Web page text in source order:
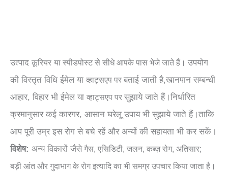
उत्पाद कूरियर या स्पीडपोस्ट से सीधे आपके पास भेजे जाते हैं। उपयोग
की विस्तृत विधि ईमेल या व्हाट्सएप पर बताई जाती है,खानपान सम्बन्धी
आहार, विहार भी ईमेल या व्हाट्सएप पर सुझाये जाते हैं।निर्धारित
क्रमानुसार कई कारगर, आसान घरेलू उपाय भी सुझाये जाते हैं।ताकि
आप पूरी उम्र इस रोग से बचे रहें और अन्यों की सहायता भी कर सकें।
विशेष: अन्य विकारों जैसेगैस, एसिडिटी, जलन, कब्ज़ रोग, अतिसार;
बड़ी आंत और गुदाभागके रोग इत्यादि का भी समग्र उपचार किया जाता है।